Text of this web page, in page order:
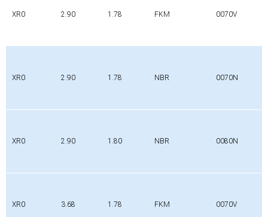
XR0 2.90 1.78 FKM 0070V
XR0 2.90 1.78 NBR 0070N
XR0 2.90 1.80 NBR 0080N
XR0 3.68 1.78 FKM 0070V